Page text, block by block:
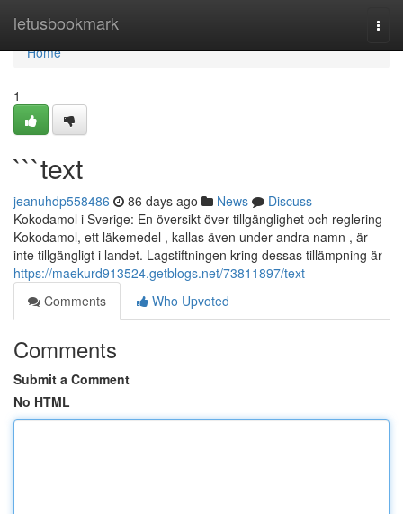
letusbookmark
Home
Home
1
```text
jeanuhdp558486 86 days ago News
Discuss
Kokodamol i Sverige: En översikt över tillgänglighet och reglering
Kokodamol, ett läkemedel , kallas även under andra namn , är
inte tillgängligt i landet. Lagstiftningen kring dessas tillämpning är
https://maekurd913524.getblogs.net/73811897/text
Comments
Who Upvoted
Comments
Submit a Comment
No HTML